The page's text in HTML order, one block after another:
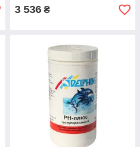
3 536 ₴